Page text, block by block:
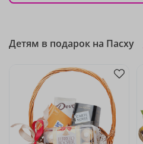
Детям в подарок на Пасху